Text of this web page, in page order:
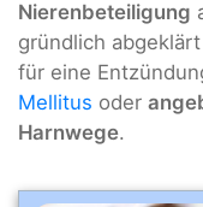
Nierenbeteiligung
gründlich
für eine
Mellitus oder
Harnwege.